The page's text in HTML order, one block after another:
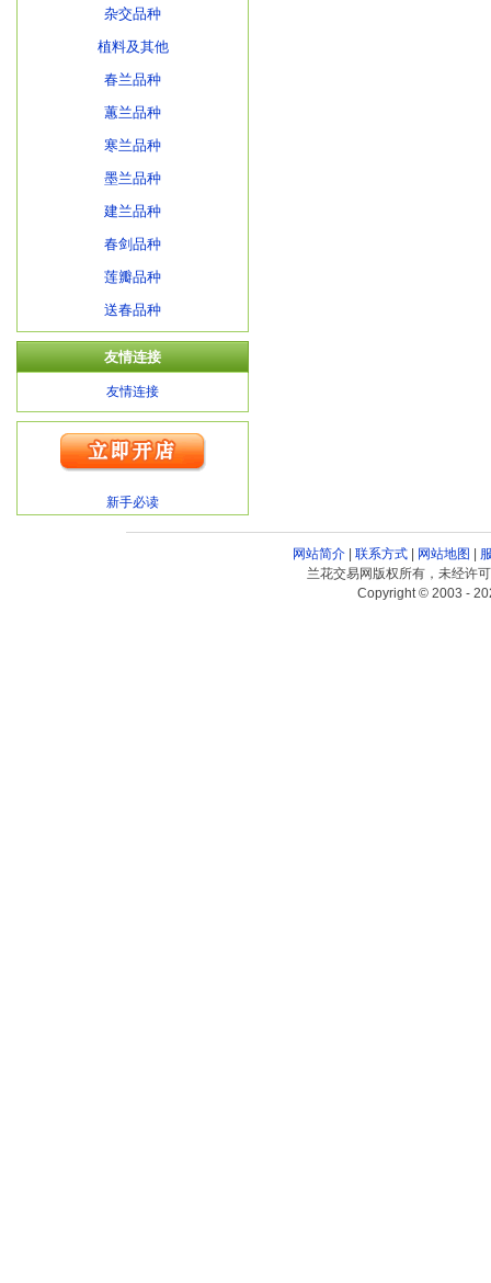
杂交品种
植料及其他
春兰品种
蕙兰品种
寒兰品种
墨兰品种
建兰品种
春剑品种
莲瓣品种
送春品种
友情连接
友情连接
新手必读
网站简介| 联系方式| 网站地图 |
兰花交易网版权所有，未经许
Copyright © 2003 -